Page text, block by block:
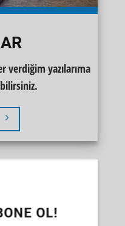
verdiğim yazılarıma
OL!